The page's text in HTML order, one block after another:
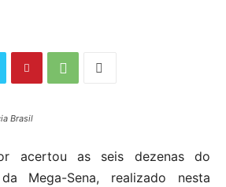
Brasil
acertou as seis dezenas do
Mega-Sena, realizado nesta